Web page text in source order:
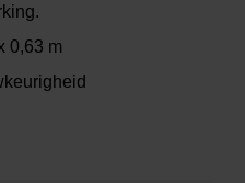
0,63 m